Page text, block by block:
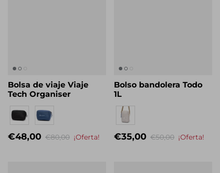
Bolsa de viaje Viaje
Tech Organiser
€48,00 €80,00 ¡Oferta!
Bolso bandolera Todo
1L
Eigenname
€35,00 €50,00 ¡Oferta!